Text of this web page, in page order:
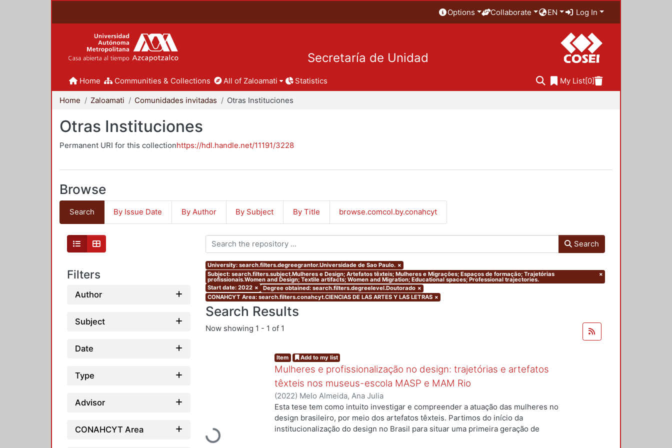
Options Collaborate EN Log In
Secretaría de Unidad
Home Communities & Collections All of Zaloamati Statistics My List[0]
Home Zaloamati Comunidades invitadas Otras Instituciones
Otras Instituciones
Permanent URI for this collectionhttps://hdl.handle.net/11191/3228
Browse
Search By Issue Date By Author By Subject By Title browse.comcol.by.conahcyt
Filters
Author
Subject
Date
Type
Advisor
CONAHCYT Area
Search
University: search.filters.degreegrantor.Universidade de Sao Paulo. ×
Subject: search.filters.subject.Mulheres e Design; Artefatos têxteis; Mulheres e Migrações; Espaços de formação; Trajetórias
profissionais.Women and Design; Textile artifacts; Women and Migration; Educational spaces; Professional trajectories.
×
Start date: 2022 × Degree obtained: search.filters.degreelevel.Doutorado ×
CONAHCYT Area: search.filters.conahcyt.CIENCIAS DE LAS ARTES Y LAS LETRAS ×
Search Results
Now showing 1 - 1 of 1
Loading...
Item Add to my list
Mulheres e profissionalização no design: trajetórias e artefatos
têxteis nos museus-escola MASP e MAM Rio
(2022) Melo Almeida, Ana Julia
Esta tese tem como intuito investigar e compreender a atuação das mulheres no
design brasileiro, por meio dos artefatos têxteis. Partimos do início da
institucionalização do design no Brasil para situar uma primeira geração de